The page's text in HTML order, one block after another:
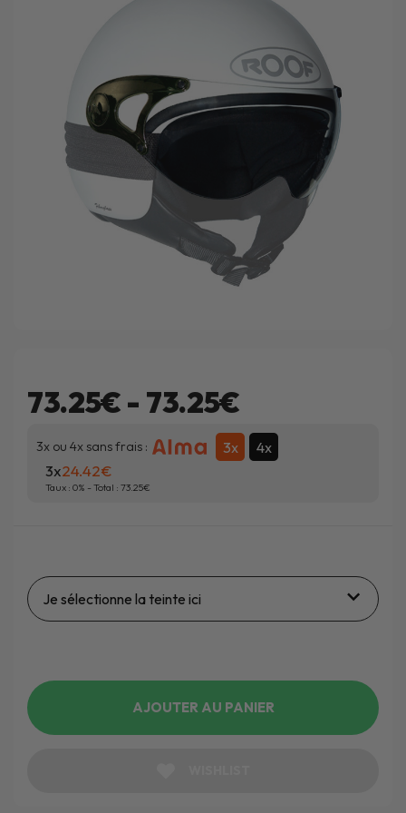
73.25€ - 73.25€
3x ou 4x sans frais : 3x 4x
3x24.42
Taux : 0% - Total : 73.25
Je sélectionne la teinte ici
AJOUTER AU PANIER